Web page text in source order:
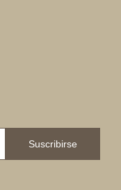
Suscribirse